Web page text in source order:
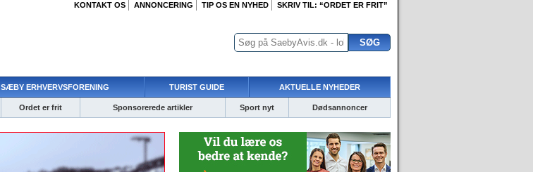
KONTAKT OS
ANNONCERING TIP OS EN NYHED SKRIV TIL: “ORDET ER FRIT”
SÆBY ERHVERVSFORENING TURIST GUIDE AKTUELLE NYHEDER
Ordet er frit Sponsorerede artikler Sport nyt Dødsannoncer